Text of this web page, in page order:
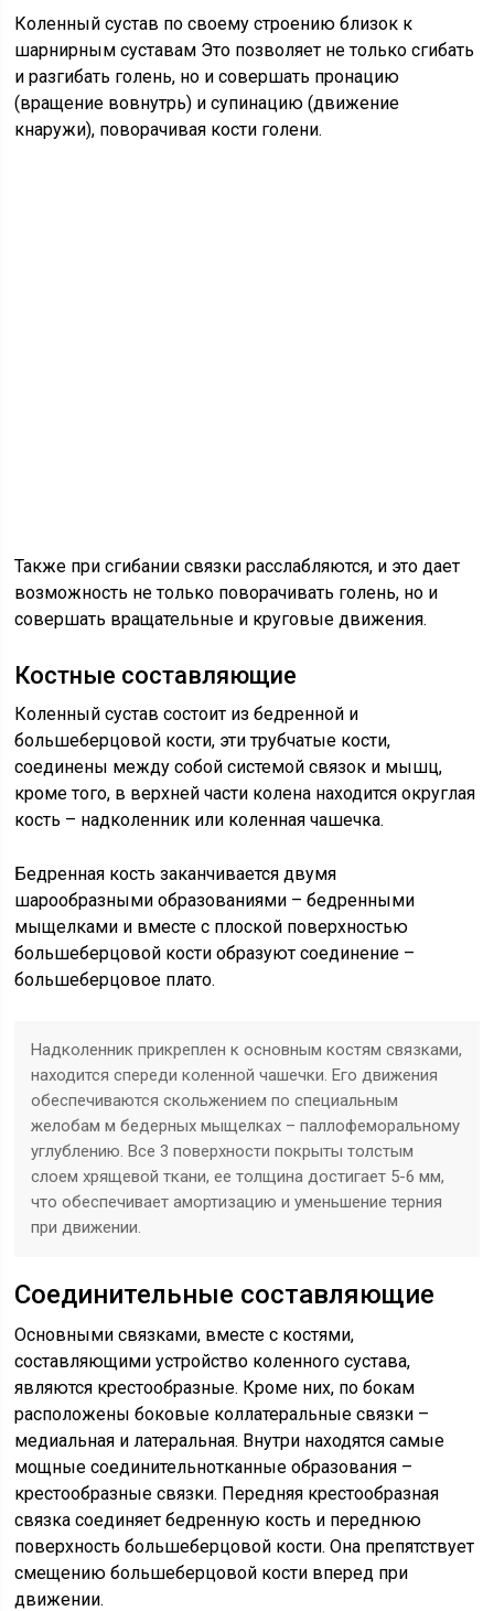
Коленный сустав по своему строению близок к
шарнирным суставам Это позволяет не только сгибать
и разгибать голень, но и совершать пронацию
(вращение вовнутрь) и супинацию (движение
кнаружи), поворачивая кости голени.
Также при сгибании связки расслабляются, и это дает
возможность не только поворачивать голень, но и
совершать вращательные и круговые движения.
Костные составляющие
Коленный сустав состоит из бедренной и
большеберцовой кости, эти трубчатые кости,
соединены между собой системой связок и мышц,
кроме того, в верхней части колена находится округлая
кость – надколенник или коленная чашечка.
Бедренная кость заканчивается двумя
шарообразными образованиями – бедренными
мыщелками и вместе с плоской поверхностью
большеберцовой кости образуют соединение –
большеберцовое плато.
Надколенник прикреплен к основным костям связками,
находится спереди коленной чашечки. Его движения
обеспечиваются скольжением по специальным
желобам м бедерных мыщелках – паллофеморальному
углублению. Все 3 поверхности покрыты толстым
слоем хрящевой ткани, ее толщина достигает 5-6 мм,
что обеспечивает амортизацию и уменьшение терния
при движении.
Соединительные составляющие
Основными связками, вместе с костями,
составляющими устройство коленного сустава,
являются крестообразные. Кроме них, по бокам
расположены боковые коллатеральные связки –
медиальная и латеральная. Внутри находятся самые
мощные соединительнотканные образования –
крестообразные связки. Передняя крестообразная
связка соединяет бедренную кость и переднюю
поверхность большеберцовой кости. Она препятствует
смещению большеберцовой кости вперед при
движении.